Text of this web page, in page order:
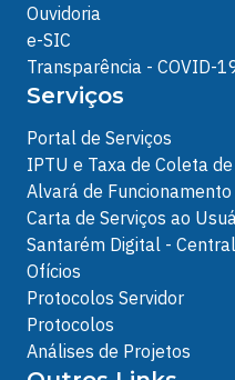
Ouvidoria
e-SIC
Transparência - COVID-
Serviços
Portal de Serviços
IPTU e Taxa de Coleta de
Alvará de Funcionamento
Carta de Serviços ao
Santarém Digital -
Ofícios
Protocolos Servidor
Protocolos
Análises de Projetos